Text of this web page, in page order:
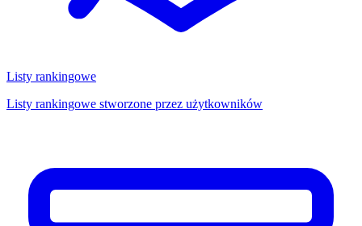
Listy rankingowe
Listy rankingowe stworzone przez użytkowników